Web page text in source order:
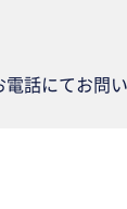
話にてお問い